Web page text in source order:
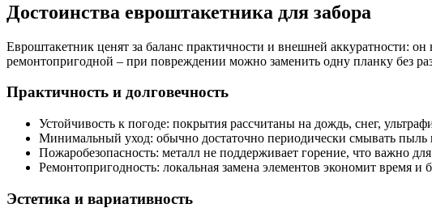
Достоинства евроштакетника для забора
Евроштакетник ценят за баланс практичности и внешней аккуратности:
ремонтопригодной – при повреждении можно заменить одну планку без
Практичность и долговечность
Устойчивость к погоде: покрытия рассчитаны на дождь, снег,
Минимальный уход: обычно достаточно периодически смывать пыль
Пожаробезопасность: металл не поддерживает горение, что важно
Ремонтопригодность: локальная замена элементов экономит время и
Эстетика и вариативность